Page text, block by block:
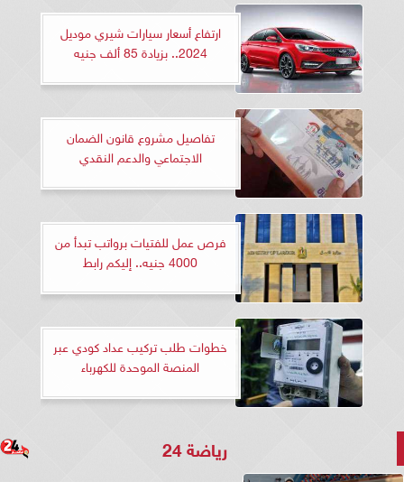
ارتفاع أسعار سيارات شيري موديل
2024.. بزيادة 85 ألف جنيه
تفاصيل مشروع قانون الضمان
الاجتماعي والدعم النقدي
فرص عمل للفتيات برواتب تبدأ من
4000 جنيه.. إليكم رابط
خطوات طلب تركيب عداد كودي عبر
المنصة الموحدة للكهرباء
رياضة 24